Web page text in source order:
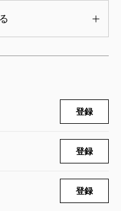
登録
登録
登録